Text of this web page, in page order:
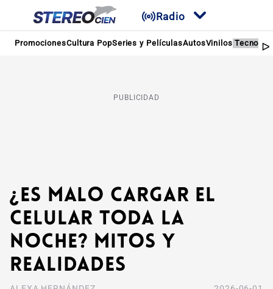
Radio
PromocionesCultura PopSeries y PelículasAutosVinilos
PUBLICIDAD
¿Es malo cargar el
celular toda la
noche? Mitos y
realidades